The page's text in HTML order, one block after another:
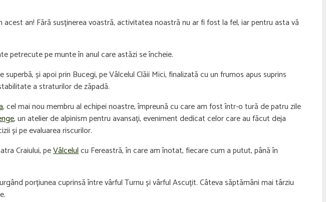
an! Fără susținerea voastră, activitatea noastră nu ar fi fost la fel, iar pentru asta vă
petrecute pe munte în anul care astăzi se încheie.
superbă, și apoi prin Bucegi, pe Vâlcelul Clăii Mici, finalizată cu un frumos apus suprins
a straturilor de zăpadă.
, cel mai nou membru al echipei noastre, împreună cu care am fost într-o tură de patru zile
, un atelier de alpinism pentru avansați, eveniment dedicat celor care au făcut deja
și pe evaluarea riscurilor.
Craiului, peVâlcelulcu Fereastră, în care am înotat, fiecare cum a putut, până în
porțiunea cuprinsă între vârful Turnu și vârful Ascuțit. Câteva săptămâni mai târziu